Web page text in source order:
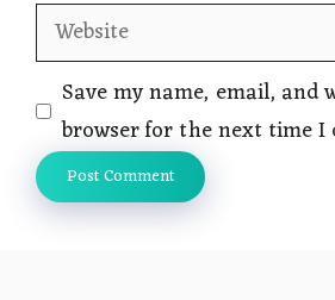
Website
Save my name, email, and
browser for the next time I